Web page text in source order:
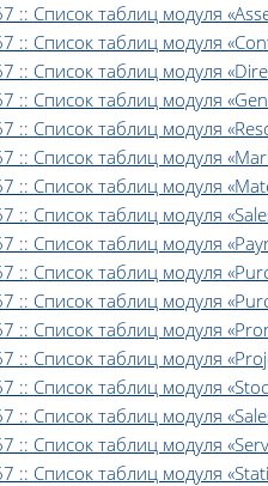
:: Список таблиц модуля
:: Список таблиц модуля
:: Список таблиц модуля
:: Список таблиц модуля
:: Список таблиц модуля
:: Список таблиц модуля
:: Список таблиц модуля
:: Список таблиц модуля
:: Список таблиц модуля
:: Список таблиц модуля
:: Список таблиц модуля
:: Список таблиц модуля
:: Список таблиц модуля
:: Список таблиц модуля
:: Список таблиц модуля
:: Список таблиц модуля
:: Список таблиц модуля